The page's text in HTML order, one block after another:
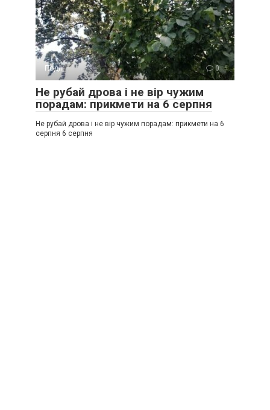
Події 0
Не рубай дрова і не вір чужим
порадам: прикмети на 6 серпня
Не рубай дрова і не вір чужим порадам: прикмети на 6
серпня 6 серпня